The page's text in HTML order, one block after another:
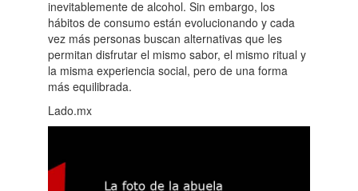
inevitablemente de alcohol. Sin embargo, los
hábitos de consumo están evolucionando y cada
vez más personas buscan alternativas que les
permitan disfrutar el mismo sabor, el mismo ritual y
la misma experiencia social, pero de una forma
más equilibrada.
Lado.mx